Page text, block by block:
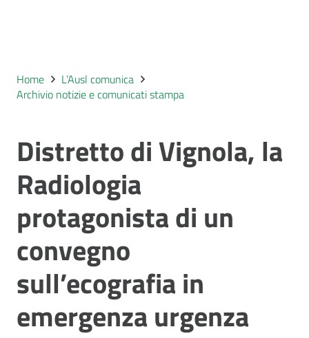
Home
L’Ausl comunica
Archivio notizie e comunicati stampa
Distretto di Vignola, la
Radiologia
protagonista di un
convegno
sull’ecografia in
emergenza urgenza